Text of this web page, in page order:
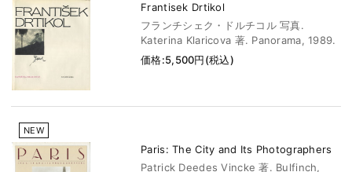
Frantisek Drtikol
フランチシェク・ドルチコル 写真.
Katerina Klaricova 著. Panorama, 1989.
価格:5,500円(税込)
NEW
Paris: The City and Its Photographers
Patrick Deedes Vincke 著. Bulfinch,